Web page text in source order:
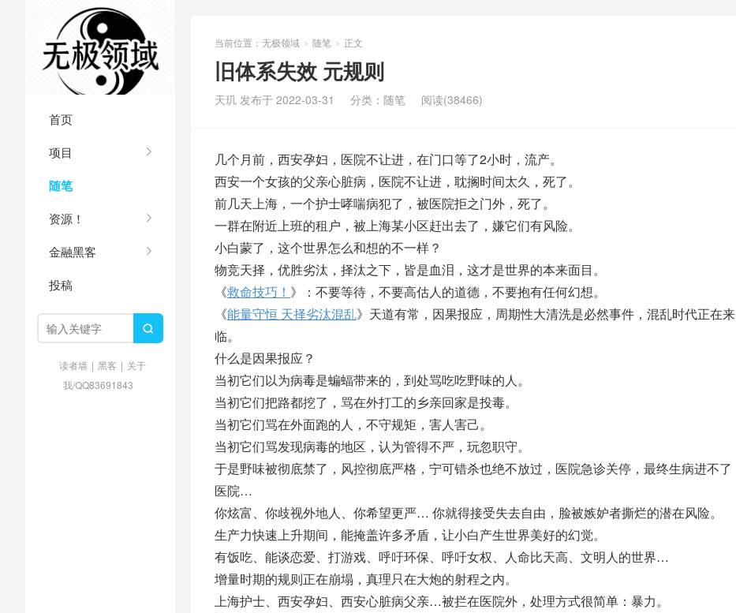
首页
项目
随笔
资源！
金融黑客
投稿

读者墙 | 黑客 | 关于
我/QQ83691843
当前位置： 无极领域 > 随笔 > 正文
旧体系失效 元规则
天玑 发布于 2022-03-31 分类： 随笔 阅读(38466)
几个月前，西安孕妇，医院不让进，在门口等了2小时，流产。
西安一个女孩的父亲心脏病，医院不让进，耽搁时间太久，死了。
前几天上海，一个护士哮喘病犯了，被医院拒之门外，死了。
一群在附近上班的租户，被上海某小区赶出去了，嫌它们有风险。
小白蒙了，这个世界怎么和想的不一样？
物竞天择，优胜劣汰，择汰之下，皆是血泪，这才是世界的本来面目。
《救命技巧！ 》：不要等待，不要高估人的道德，不要抱有任何幻想。
《能量守恒 天择劣汰混乱》天道有常，因果报应，周期性大清洗是必然事件，混乱时代正在来
临。
什么是因果报应？
当初它们以为病毒是蝙蝠带来的，到处骂吃吃野味的人。
当初它们把路都挖了，骂在外打工的乡亲回家是投毒。
当初它们骂在外面跑的人，不守规矩，害人害己。
当初它们骂发现病毒的地区，认为管得不严，玩忽职守。
于是野味被彻底禁了，风控彻底严格，宁可错杀也绝不放过，医院急诊关停，最终生病进不了
医院…
你炫富、你歧视外地人、你希望更严… 你就得接受失去自由，脸被嫉妒者撕烂的潜在风险。
生产力快速上升期间，能掩盖许多矛盾，让小白产生世界美好的幻觉。
有饭吃、能谈恋爱、打游戏、呼吁环保、呼吁女权、人命比天高、文明人的世界…
增量时期的规则正在崩塌，真理只在大炮的射程之内。
上海护士、西安孕妇、西安心脏病父亲…被拦在医院外，处理方式很简单：暴力。